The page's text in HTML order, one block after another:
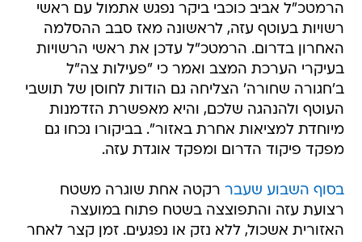
הרמטכ"ל אביב כוכבי ביקר נפגש אתמול עם ראשי
רשויות בעוטף עזה, לראשונה מאז סבב ההסלמה
האחרון בדרום. הרמטכ"ל עדכן את ראשי הרשויות
בעיקרי הערכת המצב ואמר כי "פעילות צה"ל
ב'חגורה שחורה' הצליחה גם הודות לחוסן של תושבי
העוטף ולהנהגה שלכם, והיא מאפשרת הזדמנות
מיוחדת למציאות אחרת באזור". בביקורו נכחו גם
מפקד פיקוד הדרום ומפקד אוגדת עזה.
בסוף השבוע שעבר רקטה אחת שוגרה משטח
רצועת עזה והתפוצצה בשטח פתוח במועצה
האזורית אשכול, ללא נזק או נפגעים. זמן קצר לאחר